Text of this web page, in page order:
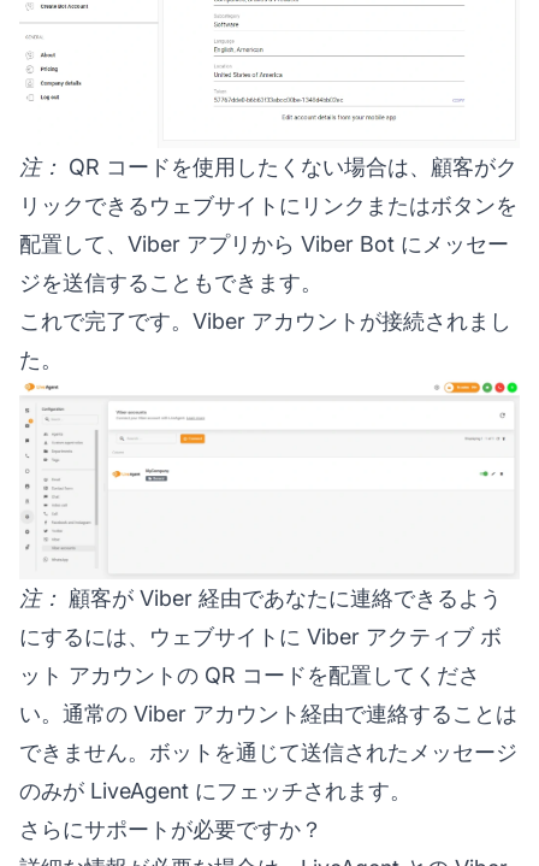
注： QR コードを使用したくない場合は、顧客がク
リックできるウェブサイトにリンクまたはボタンを
配置して、Viber アプリから Viber Bot にメッセー
ジを送信することもできます。
これで完了です。Viber アカウントが接続されまし
た。
注： 顧客が Viber 経由であなたに連絡できるよう
にするには、ウェブサイトに Viber アクティブ ボ
ット アカウントの QR コードを配置してくださ
い。通常の Viber アカウント経由で連絡することは
できません。ボットを通じて送信されたメッセージ
のみが LiveAgent にフェッチされます。
さらにサポートが必要ですか？